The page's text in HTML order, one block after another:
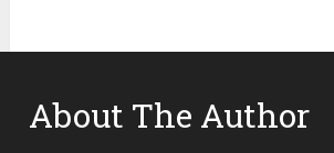
About The Author